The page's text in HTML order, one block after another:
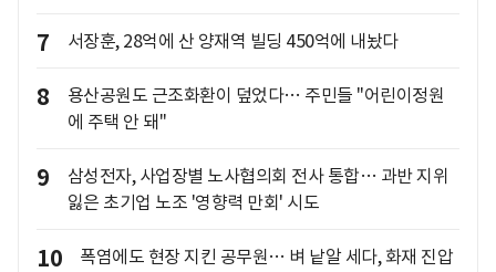
7 서장훈, 28억에 산 양재역 빌딩 450억에 내놨다
8
용산공원도 근조화환이 덮었다… 주민들 "어린이정원
에 주택 안 돼"
9
삼성전자, 사업장별 노사협의회 전사 통합… 과반 지위
잃은 초기업 노조 '영향력 만회' 시도
10 폭염에도 현장 지킨 공무원… 벼 낱알 세다, 화재 진압